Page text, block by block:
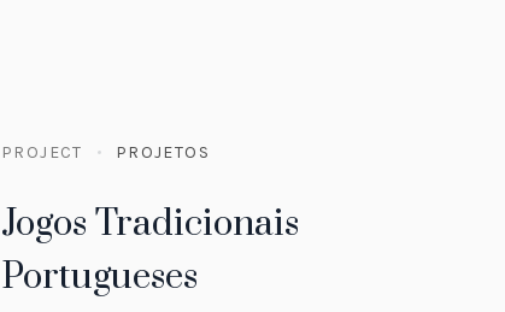
PROJECT PROJETOS
Jogos Tradicionais
Portugueses